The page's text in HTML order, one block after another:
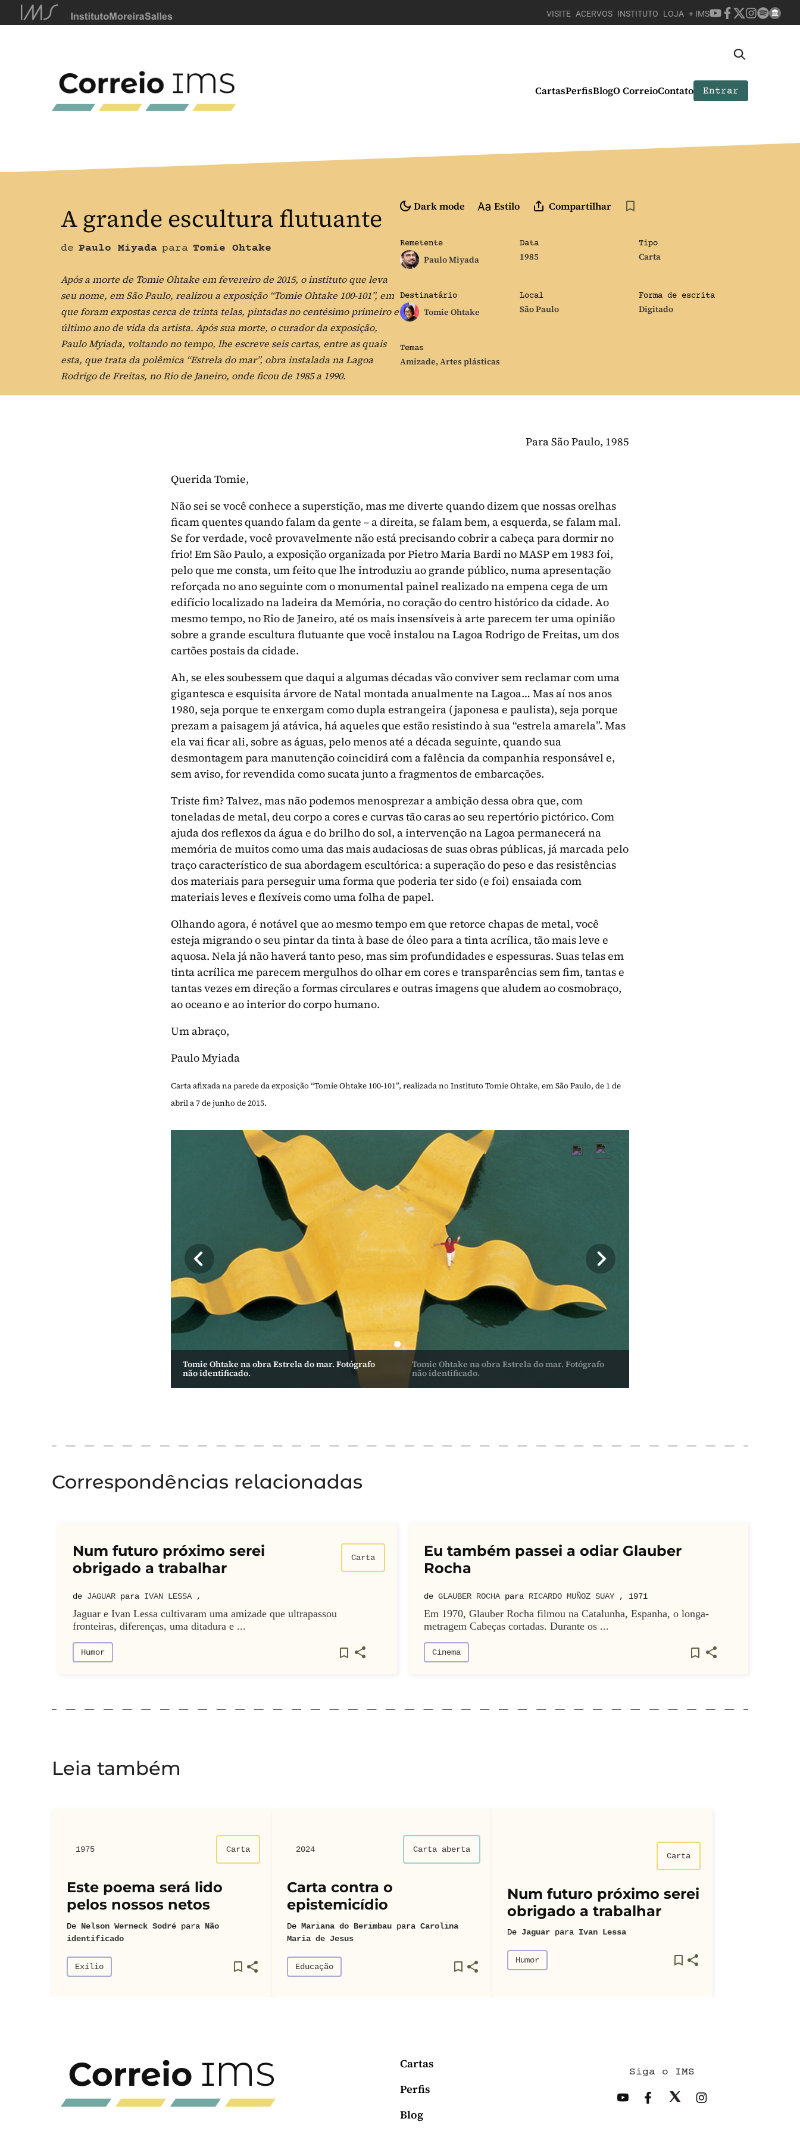
VISITE ACERVOS INSTITUTO LOJA + IMS
CartasPerfisBlogO CorreioContato Entrar
A grande escultura flutuante
de Paulo Miyada para Tomie Ohtake
Após a morte de Tomie Ohtake em fevereiro de 2015, o instituto que leva
seu nome, em São Paulo, realizou a exposição “Tomie Ohtake 100-101”, em
que foram expostas cerca de trinta telas, pintadas no centésimo primeiro e
último ano de vida da artista. Após sua morte, o curador da exposição,
Paulo Myiada, voltando no tempo, lhe escreve seis cartas, entre as quais
esta, que trata da polêmica “Estrela do mar”, obra instalada na Lagoa
Rodrigo de Freitas, no Rio de Janeiro, onde ficou de 1985 a 1990.
Remetente
Paulo Miyada
Data
1985
Tipo
Carta
Destinatário
Tomie Ohtake
Local
São Paulo
Forma de escrita
Digitado
Temas
Amizade,Artes plásticas
Dark mode Estilo Compartilhar
Para São Paulo, 1985
Querida Tomie,
Não sei se você conhece a superstição, mas me diverte quando dizem que nossas orelhas
ficam quentes quando falam da gente – a direita, se falam bem, a esquerda, se falam mal.
Se for verdade, você provavelmente não está precisando cobrir a cabeça para dormir no
frio! Em São Paulo, a exposição organizada por Pietro Maria Bardi no MASP em 1983 foi,
pelo que me consta, um feito que lhe introduziu ao grande público, numa apresentação
reforçada no ano seguinte com o monumental painel realizado na empena cega de um
edifício localizado na ladeira da Memória, no coração do centro histórico da cidade. Ao
mesmo tempo, no Rio de Janeiro, até os mais insensíveis à arte parecem ter uma opinião
sobre a grande escultura flutuante que você instalou na Lagoa Rodrigo de Freitas, um dos
cartões postais da cidade.
Ah, se eles soubessem que daqui a algumas décadas vão conviver sem reclamar com uma
gigantesca e esquisita árvore de Natal montada anualmente na Lagoa… Mas aí nos anos
1980, seja porque te enxergam como dupla estrangeira (japonesa e paulista), seja porque
prezam a paisagem já atávica, há aqueles que estão resistindo à sua “estrela amarela”. Mas
ela vai ficar ali, sobre as águas, pelo menos até a década seguinte, quando sua
desmontagem para manutenção coincidirá com a falência da companhia responsável e,
sem aviso, for revendida como sucata junto a fragmentos de embarcações.
Triste fim? Talvez, mas não podemos menosprezar a ambição dessa obra que, com
toneladas de metal, deu corpo a cores e curvas tão caras ao seu repertório pictórico. Com
ajuda dos reflexos da água e do brilho do sol, a intervenção na Lagoa permanecerá na
memória de muitos como uma das mais audaciosas de suas obras públicas, já marcada pelo
traço característico de sua abordagem escultórica: a superação do peso e das resistências
dos materiais para perseguir uma forma que poderia ter sido (e foi) ensaiada com
materiais leves e flexíveis como uma folha de papel.
Olhando agora, é notável que ao mesmo tempo em que retorce chapas de metal, você
esteja migrando o seu pintar da tinta à base de óleo para a tinta acrílica, tão mais leve e
aquosa. Nela já não haverá tanto peso, mas sim profundidades e espessuras. Suas telas em
tinta acrílica me parecem mergulhos do olhar em cores e transparências sem fim, tantas e
tantas vezes em direção a formas circulares e outras imagens que aludem ao cosmobraço,
ao oceano e ao interior do corpo humano.
Um abraço,
Paulo Myiada
Carta afixada na parede da exposição “Tomie Ohtake 100-101”, realizada no Instituto Tomie Ohtake, em São Paulo, de 1 de
abril a 7 de junho de 2015.
Tomie Ohtake na obra Estrela do mar. Fotógrafo
não identificado.
Tomie Ohtake na obra Estrela do mar. Fotógrafo
não identificado.
Correspondências relacionadas
Num futuro próximo serei
obrigado a trabalhar
Carta
de JAGUAR para IVAN LESSA ,
Jaguar e Ivan Lessa cultivaram uma amizade que ultrapassou
fronteiras, diferenças, uma ditadura e ...
Humor
Eu também passei a odiar Glauber
Rocha
de GLAUBER ROCHA para RICARDO MUÑOZ SUAY , 1971
Em 1970, Glauber Rocha filmou na Catalunha, Espanha, o longa-
metragem Cabeças cortadas. Durante os ...
Cinema
Leia também
1975 Carta
Este poema será lido
pelos nossos netos
De Nelson Werneck Sodré para Não
identificado
Exílio
2024 Carta aberta
Carta contra o
epistemicídio
De Mariana do Berimbau para Carolina
Maria de Jesus
Educação
Carta
Num futuro próximo serei
obrigado a trabalhar
De Jaguar para Ivan Lessa
Humor
Cartas
Perfis
Blog
Siga o IMS